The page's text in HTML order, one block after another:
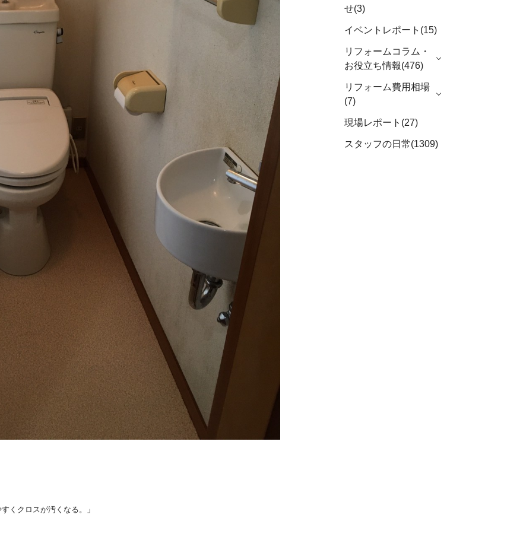
くクロスが汚くなる。」
せ(3)
イベントレポート(15)
リフォームコラム・
お役立ち情報(476)
リフォーム費用相場
(7)
現場レポート(27)
スタッフの日常(1309)